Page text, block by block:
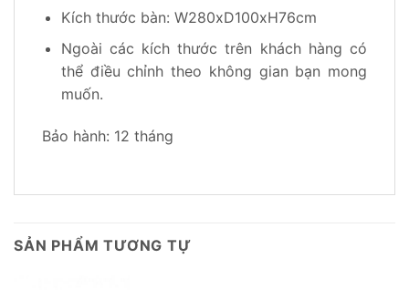
Kích thước bàn: W280xD100xH76cm
Ngoài các kích thước trên khách hàng có
thể điều chỉnh theo không gian bạn mong
muốn.
Bảo hành: 12 tháng
SẢN PHẨM TƯƠNG TỰ